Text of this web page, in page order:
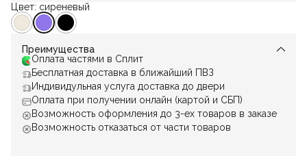
Цвет: сиреневый
Преимущества
Оплата частями в Сплит
Бесплатная доставка в ближайший ПВЗ
Индивидульная услуга доставка до двери
Оплата при получении онлайн (картой и СБП)
Возможность оформления до 3-ех товаров в заказе
Возможность отказаться от части товаров